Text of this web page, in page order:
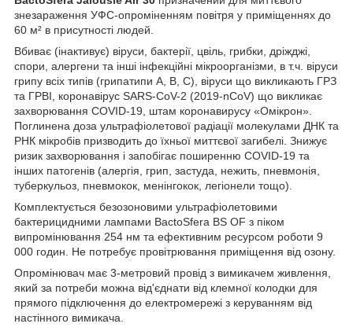
знезараження УФС-опроміненням повітря у приміщеннях до
60 м² в присутності людей.
Вбиває (інактивує) віруси, бактерії, цвіль, грибки, дріжджі,
спори, алергени та інші інфекційні мікроорганізми, в т.ч. віруси
грипу всіх типів (грипатипи A, B, C), віруси що викликають ГРЗ
та ГРВІ, коронавірус SARS-CoV-2 (2019-nCoV) що викликає
захворювання COVID-19, штам коронавирусу «Омікрон».
Поглинена доза ультрафіолетової радіації молекулами ДНК та
РНК мікробів призводить до їхньої миттєвої загибелі. Знижує
ризик захворювання і запобігає поширенню COVID-19 та
інших патогенів (алергія, грип, застуда, нежить, пневмонія,
туберкульоз, пневмокок, менінгокок, легіонели тощо).
Комплектується безозоновими ультрафіолетовими
бактерицидними лампами BactoSfera BS OF з піком
випромінювання 254 нм та ефективним ресурсом роботи 9
000 годин. Не потребує провітрювання приміщення від озону.
Опромінювач має 3-метровий провід з вимикачем живлення,
який за потреби можна від'єднати від клемної колодки для
прямого підключення до електромережі з керуванням від
настінного вимикача.